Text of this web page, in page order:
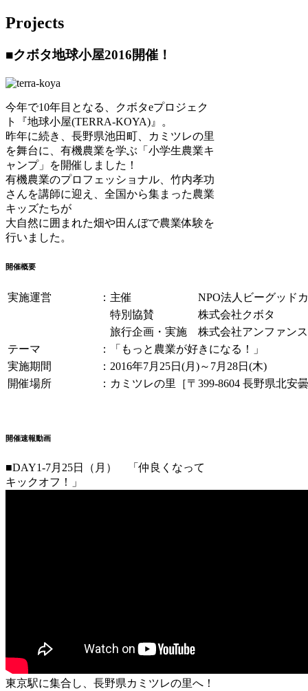
Projects
■クボタ地球小屋2016開催！
今年で10年目となる、クボタeプロジェク
ト『地球小屋(TERRA-KOYA)』。
昨年に続き、長野県池田町、カミツレの里
を舞台に、有機農業を学ぶ「小学生農業キ
ャンプ」を開催しました！
有機農業のプロフェッショナル、竹内孝功
さんを講師に迎え、全国から集まった農業
キッズたちが
大自然に囲まれた畑や田んぼで農業体験を
行いました。
開催概要
実施運営
：主催 NPO法人ビーグッドカ
特別協賛 株式会社クボタ
旅行企画・実施 株式会社アンファンス
テーマ
：「もっと農業が好きになる！」
実施期間
：2016年7月25日(月)～7月28日(木)
開催場所
：カミツレの里［〒399-8604 長野県北安
開催速報動画
■DAY1-7月25日（月） 「仲良くなって
キックオフ！」
東京駅に集合し、長野県カミツレの里へ！